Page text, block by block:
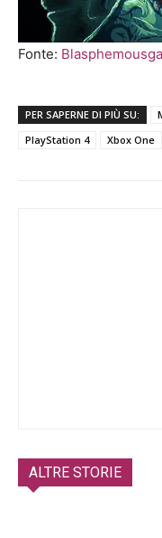
Fonte:
PER SAPERNE DI PIÙ SU:
PlayStation 4
Xbox One
ALTRE STORIE